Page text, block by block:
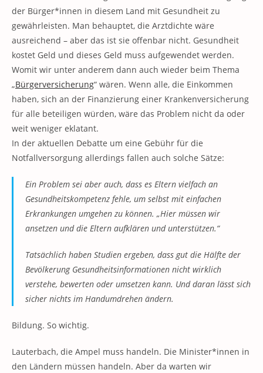
der Bürger*innen in diesem Land mit Gesundheit zu
gewährleisten. Man behauptet, die Arztdichte wäre
ausreichend – aber das ist sie offenbar nicht. Gesundheit
kostet Geld und dieses Geld muss aufgewendet werden.
Womit wir unter anderem dann auch wieder beim Thema
„Bürgerversicherung“ wären. Wenn alle, die Einkommen
haben, sich an der Finanzierung einer Krankenversicherung
für alle beteiligen würden, wäre das Problem nicht da oder
weit weniger eklatant.
In der aktuellen Debatte um eine Gebühr für die
Notfallversorgung allerdings fallen auch solche Sätze:
Ein Problem sei aber auch, dass es Eltern vielfach an
Gesundheitskompetenz fehle, um selbst mit einfachen
Erkrankungen umgehen zu können. „Hier müssen wir
ansetzen und die Eltern aufklären und unterstützen.“
Tatsächlich haben Studien ergeben, dass gut die Hälfte der
Bevölkerung Gesundheitsinformationen nicht wirklich
verstehe, bewerten oder umsetzen kann. Und daran lässt sich
sicher nichts im Handumdrehen ändern.
Bildung. So wichtig.
Lauterbach, die Ampel muss handeln. Die Minister*innen in
den Ländern müssen handeln. Aber da warten wir